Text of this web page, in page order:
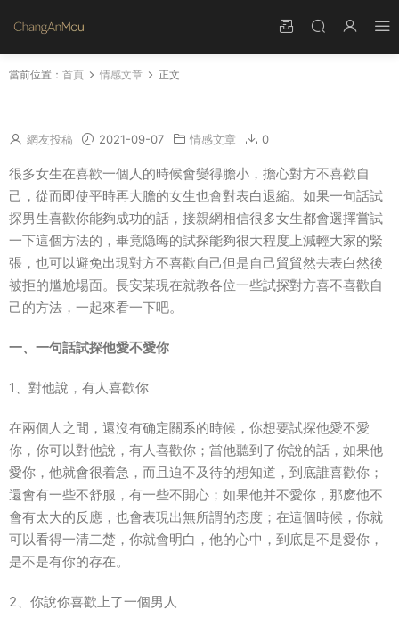
當前位置： 首頁 情感文章 正文
網友投稿 2021-09-07 情感文章 0
很多女生在喜歡一個人的時候會變得膽小，擔心對方不喜歡自
己，從而即使平時再大膽的女生也會對表白退縮。如果一句話試
探男生喜歡你能夠成功的話，接親網相信很多女生都會選擇嘗試
一下這個方法的，畢竟隐晦的試探能夠很大程度上減輕大家的緊
張，也可以避免出現對方不喜歡自己但是自己貿貿然去表白然後
被拒的尴尬場面。長安某現在就教各位一些試探對方喜不喜歡自
己的方法，一起來看一下吧。
一、一句話試探他愛不愛你
1、對他說，有人喜歡你
在兩個人之間，還沒有确定關系的時候，你想要試探他愛不愛
你，你可以對他說，有人喜歡你；當他聽到了你說的話，如果他
愛你，他就會很着急，而且迫不及待的想知道，到底誰喜歡你；
還會有一些不舒服，有一些不開心；如果他并不愛你，那麽他不
會有太大的反應，也會表現出無所謂的态度；在這個時候，你就
可以看得一清二楚，你就會明白，他的心中，到底是不是愛你，
是不是有你的存在。
2、你說你喜歡上了一個男人